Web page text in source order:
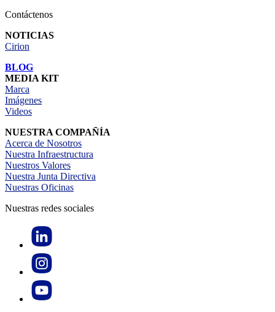
Contáctenos
NOTICIAS
Cirion
BLOG
MEDIA KIT
Marca
Imágenes
Videos
NUESTRA COMPAÑÍA
Acerca de Nosotros
Nuestra Infraestructura
Nuestros Valores
Nuestra Junta Directiva
Nuestras Oficinas
Nuestras redes sociales